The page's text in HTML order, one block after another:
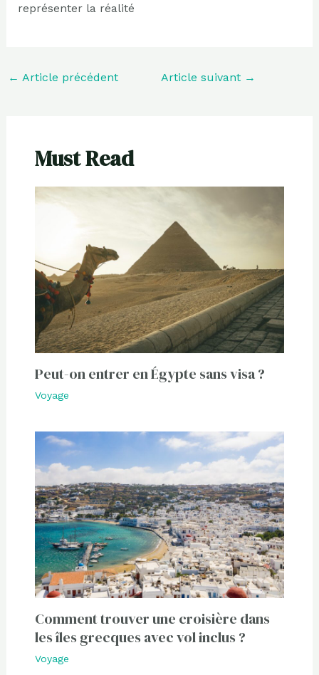
représenter la réalité
← Article précédent Article suivant →
Must Read
Peut-on entrer en Égypte sans visa ?
Voyage
Comment trouver une croisière dans
les îles grecques avec vol inclus ?
Voyage